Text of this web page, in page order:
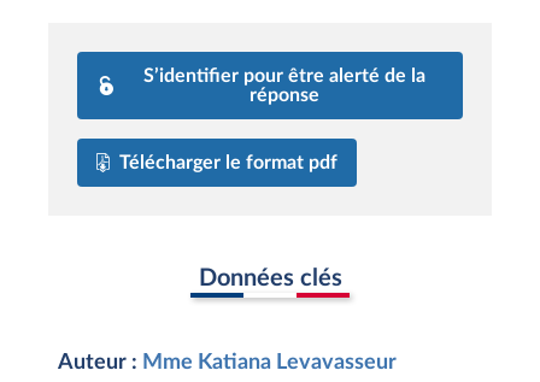
S’identifier pour être alerté de la
réponse
Télécharger le format pdf
Données clés
Auteur : Mme Katiana Levavasseur